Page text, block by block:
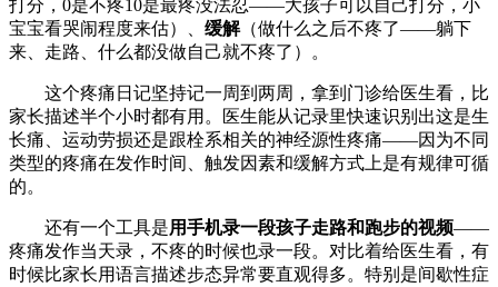
打分，0是不疼10是最疼没法忍——大孩子可以自己打分，小
宝宝看哭闹程度来估）、 缓解（做什么之后不疼了——躺下
来、走路、什么都没做自己就不疼了）。
这个疼痛日记坚持记一周到两周，拿到门诊给医生看，比
家长描述半个小时都有用。医生能从记录里快速识别出这是生
长痛、运动劳损还是跟栓系相关的神经源性疼痛——因为不同
类型的疼痛在发作时间、触发因素和缓解方式上是有规律可循
的。
还有一个工具是用手机录一段孩子走路和跑步的视频——
疼痛发作当天录，不疼的时候也录一段。对比着给医生看，有
时候比家长用语言描述步态异常要直观得多。特别是间歇性症